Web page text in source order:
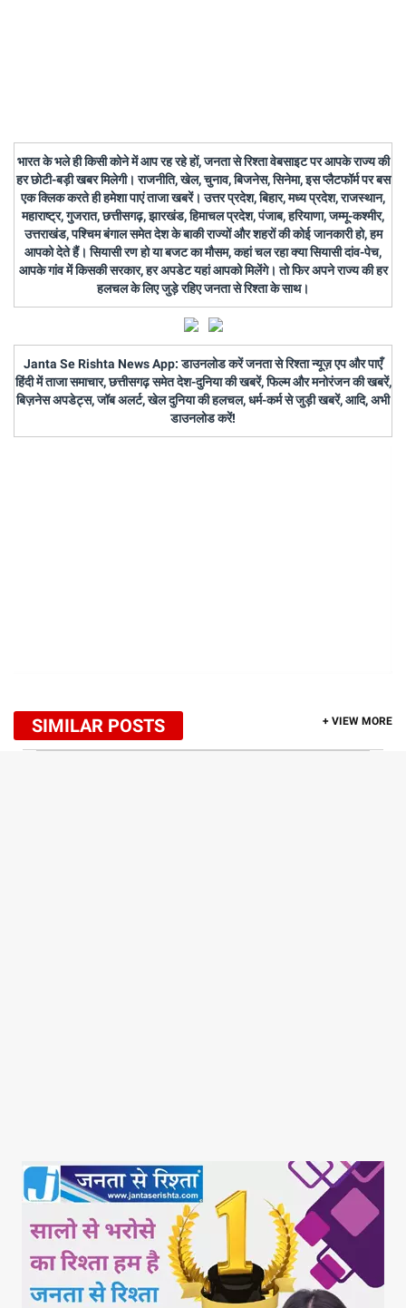
भारत के भले ही किसी कोने में आप रह रहे हों, जनता से रिश्ता वेबसाइट पर आपके राज्य की
हर छोटी-बड़ी खबर मिलेगी। राजनीति, खेल, चुनाव, बिजनेस, सिनेमा, इस प्लैटफॉर्म पर बस
एक क्लिक करते ही हमेशा पाएं ताजा खबरें। उत्तर प्रदेश, बिहार, मध्य प्रदेश, राजस्थान,
महाराष्ट्र, गुजरात, छत्तीसगढ़, झारखंड, हिमाचल प्रदेश, पंजाब, हरियाणा, जम्मू-कश्मीर,
उत्तराखंड, पश्चिम बंगाल समेत देश के बाकी राज्यों और शहरों की कोई जानकारी हो, हम
आपको देते हैं। सियासी रण हो या बजट का मौसम, कहां चल रहा क्या सियासी दांव-पेच,
आपके गांव में किसकी सरकार, हर अपडेट यहां आपको मिलेंगे। तो फिर अपने राज्य की हर
हलचल के लिए जुड़े रहिए जनता से रिश्ता के साथ।
Janta Se Rishta News App: डाउनलोड करें जनता से रिश्ता न्यूज़ एप और पाएँ
हिंदी में ताजा समाचार, छत्तीसगढ़ समेत देश-दुनिया की खबरें, फिल्म और मनोरंजन की खबरें,
बिज़नेस अपडेट्स, जॉब अलर्ट, खेल दुनिया की हलचल, धर्म-कर्म से जुड़ी खबरें, आदि, अभी
डाउनलोड करें!
SIMILAR POSTS + VIEW MORE